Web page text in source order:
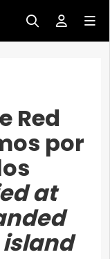
Red
por
at